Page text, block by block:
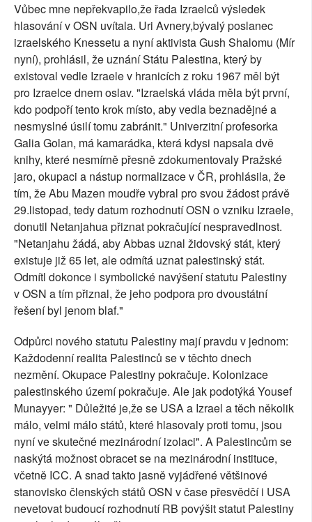
Vůbec mne nepřekvapilo,že řada Izraelců výsledek
hlasování v OSN uvítala. Uri Avnery,bývalý poslanec
izraelského Knessetu a nyní aktivista Gush Shalomu (Mír
nyní), prohlásil, že uznání Státu Palestina, který by
existoval vedle Izraele v hranicích z roku 1967 měl být
pro Izraelce dnem oslav. "Izraelská vláda měla být první,
kdo podpoří tento krok místo, aby vedla beznadějné a
nesmyslné úsilí tomu zabránit." Univerzitní profesorka
Galia Golan, má kamarádka, která kdysi napsala dvě
knihy, které nesmírně přesně zdokumentovaly Pražské
jaro, okupaci a nástup normalizace v ČR, prohlásila, že
tím, že Abu Mazen moudře vybral pro svou žádost právě
29.listopad, tedy datum rozhodnutí OSN o vzniku Izraele,
donutil Netanjahua přiznat pokračující nespravedlnost.
"Netanjahu žádá, aby Abbas uznal židovský stát, který
existuje již 65 let, ale odmítá uznat palestinský stát.
Odmítl dokonce i symbolické navýšení statutu Palestiny
v OSN a tím přiznal, že jeho podpora pro dvoustátní
řešení byl jenom blaf."
Odpůrci nového statutu Palestiny mají pravdu v jednom:
Každodenní realita Palestinců se v těchto dnech
nezmění. Okupace Palestiny pokračuje. Kolonizace
palestinského území pokračuje. Ale jak podotýká Yousef
Munayyer: " Důležité je,že se USA a Izrael a těch několik
málo, velmi málo států, které hlasovaly proti tomu, jsou
nyní ve skutečné mezinárodní izolaci". A Palestincům se
naskýtá možnost obracet se na mezinárodní instituce,
včetně ICC. A snad takto jasně vyjádřené většinové
stanovisko členských států OSN v čase přesvědčí i USA
nevetovat budoucí rozhodnutí RB povýšit statut Palestiny